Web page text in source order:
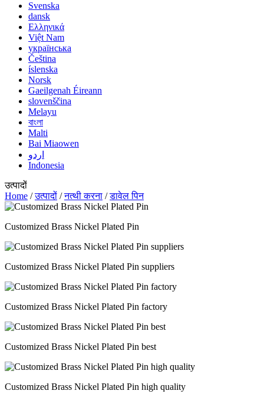
Svenska
dansk
Ελληνικά
Việt Nam
українська
Čeština
íslenska
Norsk
Gaeilgenah Éireann
slovenščina
Melayu
বাংলা
Malti
Bai Miaowen
اردو
Indonesia
उत्पादों
Home /उत्पादों /नत्थी करना /डावेल पिन
Customized Brass Nickel Plated Pin
Customized Brass Nickel Plated Pin suppliers
Customized Brass Nickel Plated Pin factory
Customized Brass Nickel Plated Pin best
Customized Brass Nickel Plated Pin high quality